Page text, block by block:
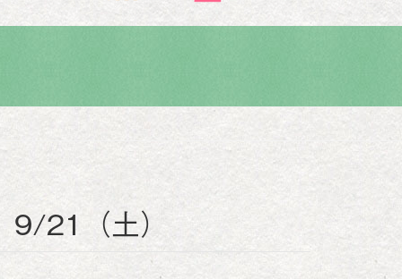
9/21（土）